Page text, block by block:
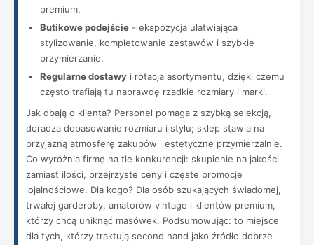
premium.
Butikowe podejście - ekspozycja ułatwiająca
stylizowanie, kompletowanie zestawów i szybkie
przymierzanie.
Regularne dostawy i rotacja asortymentu, dzięki czemu
często trafiają tu naprawdę rzadkie rozmiary i marki.
Jak dbają o klienta? Personel pomaga z szybką selekcją,
doradza dopasowanie rozmiaru i stylu; sklep stawia na
przyjazną atmosferę zakupów i estetyczne przymierzalnie.
Co wyróżnia firmę na tle konkurencji: skupienie na jakości
zamiast ilości, przejrzyste ceny i częste promocje
lojalnościowe. Dla kogo? Dla osób szukających świadomej,
trwałej garderoby, amatorów vintage i klientów premium,
którzy chcą uniknąć masówek. Podsumowując: to miejsce
dla tych, którzy traktują second hand jako źródło dobrze